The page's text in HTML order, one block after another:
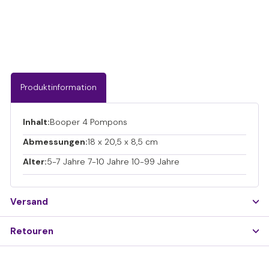
Produktinformation
Inhalt:Booper 4 Pompons
Abmessungen:18 x 20,5 x 8,5 cm
Alter:5-7 Jahre 7-10 Jahre 10-99 Jahre
Versand
Retouren